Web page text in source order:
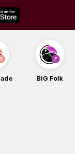
BiG Folk